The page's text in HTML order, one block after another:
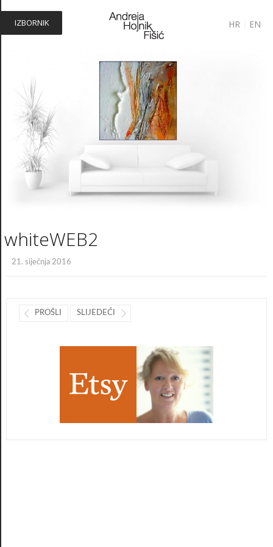
HR EN
whiteWEB2
21. siječnja 2016
PROŠLI SLIJEDEĆI
IZBORNIK